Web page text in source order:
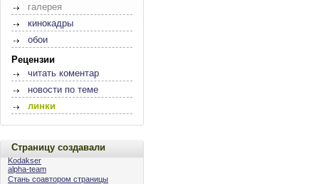
галерея
кинокадры
обои
Рецензии
читать коментар
новости по теме
линки
Страницу создавали
Kodakser
alpha-team
Стань соавтором страницы